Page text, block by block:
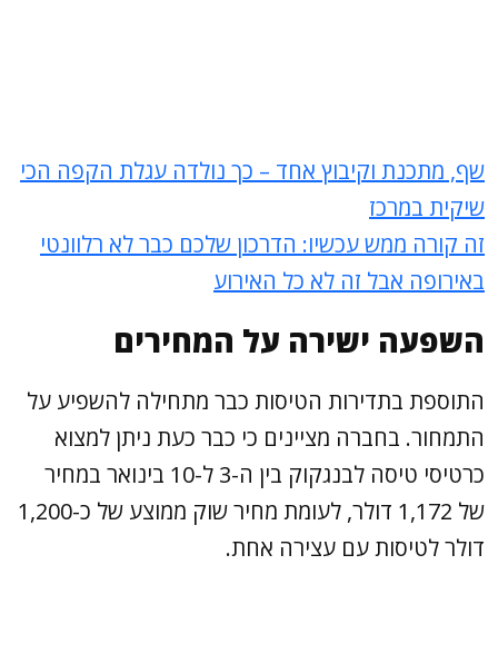
שף, מתכנת וקיבוץ אחד – כך נולדה עגלת הקפה הכי
שיקית במרכז
זה קורה ממש עכשיו: הדרכון שלכם כבר לא רלוונטי
באירופה אבל זה לא כל האירוע
השפעה ישירה על המחירים
התוספת בתדירות הטיסות כבר מתחילה להשפיע על
התמחור. בחברה מציינים כי כבר כעת ניתן למצוא
כרטיסי טיסה לבנגקוק בין ה-3 ל-10 בינואר במחיר
של 1,172 דולר, לעומת מחיר שוק ממוצע של כ-1,200
דולר לטיסות עם עצירה אחת.